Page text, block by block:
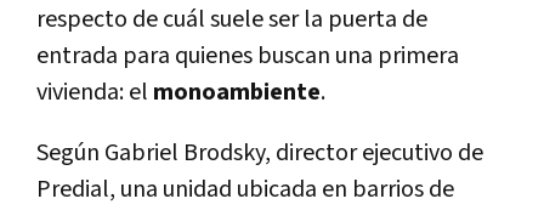
respecto de cuál suele ser la puerta de
entrada para quienes buscan una primera
vivienda: el monoambiente.
Según Gabriel Brodsky, director ejecutivo de
Predial, una unidad ubicada en barrios de